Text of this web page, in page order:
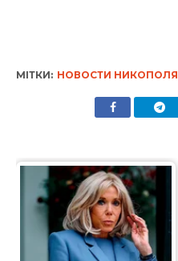
МІТКИ: НОВОСТИ НИКОПОЛЯ